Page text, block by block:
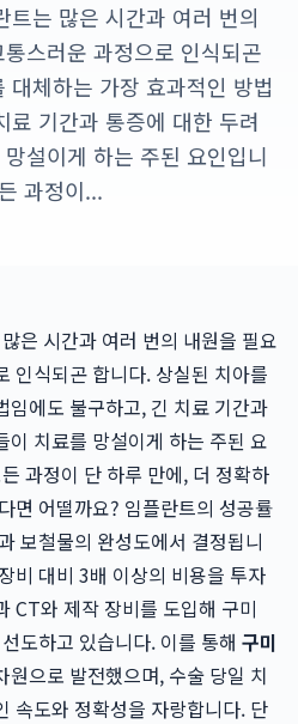
트는 많은 시간과 여러 번의
스러운 과정으로 인식되곤
대체하는 가장 효과적인 방법
료 기간과 통증에 대한 두려
설이게 하는 주된 요인입니
과정이...
은 시간과 여러 번의 내원을 필요
인식되곤 합니다. 상실된 치아를
임에도 불구하고, 긴 치료 기간과
이 치료를 망설이게 하는 주된 요
과정이 단 하루 만에, 더 정확하
면 어떨까요? 임플란트의 성공률
보철물의 완성도에서 결정됩니
비 대비 3배 이상의 비용을 투자
CT와 제작 장비를 도입해 구미
도하고 있습니다. 이를 통해 구미
원으로 발전했으며, 수술 당일 치
속도와 정확성을 자랑합니다. 단